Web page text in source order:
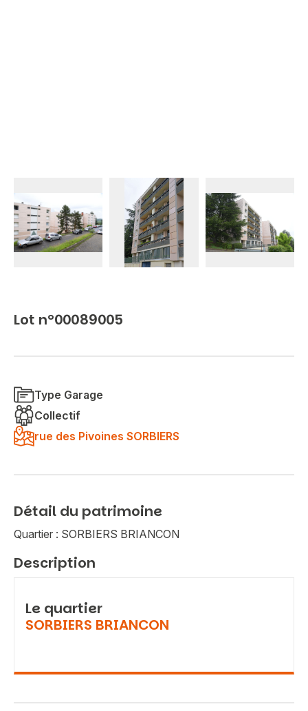
Lot n°00089005
Type Garage
Collectif
rue des Pivoines SORBIERS
Détail du patrimoine
Quartier : SORBIERS BRIANCON
Description
Le quartier
SORBIERS BRIANCON